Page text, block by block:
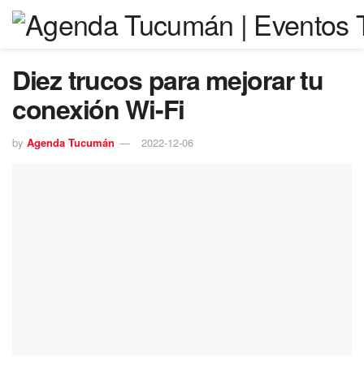
Diez trucos para mejorar tu
conexión Wi-Fi
by Agenda Tucumán 2022-12-06